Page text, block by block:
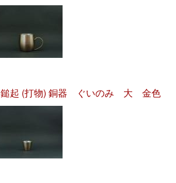
鎚起 (打物) 銅器 ぐいのみ 大 金色